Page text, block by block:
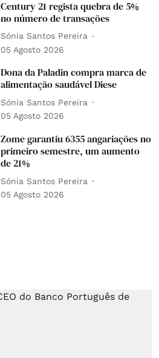
Century 21 regista quebra de 5%
no número de transações
Sónia Santos Pereira
05 Agosto 2026
Dona da Paladin compra marca de
alimentação saudável Diese
Sónia Santos Pereira
05 Agosto 2026
Zome garantiu 6355 angariações no
primeiro semestre, um aumento
de 21%
Sónia Santos Pereira
05 Agosto 2026